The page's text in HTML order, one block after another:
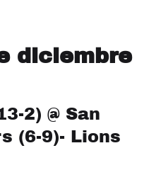
diciembre
2) @ San
(6-9)- Lions